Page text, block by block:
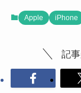
Apple iPhone
記